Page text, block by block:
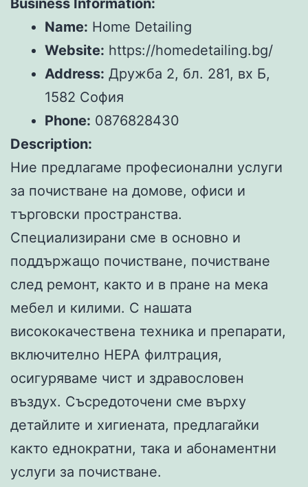
Name: Home Detailing
Website: https://homedetailing.bg/
Address: Дружба 2, бл. 281, вх Б,
1582 София
Phone: 0876828430
Description:
Ние предлагаме професионални услуги
за почистване на домове, офиси и
търговски пространства.
Специализирани сме в основно и
поддържащо почистване, почистване
след ремонт, както и в пране на мека
мебел и килими. С нашата
висококачествена техника и препарати,
включително HEPA филтрация,
осигуряваме чист и здравословен
въздух. Съсредоточени сме върху
детайлите и хигиената, предлагайки
както еднократни, така и абонаментни
услуги за почистване.